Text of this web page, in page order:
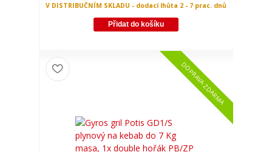
V DISTRIBUČNÍM SKLADU - dodací lhůta 2 - 7 prac. dnů
Přidat do košíku
DOPRAVA ZDARMA